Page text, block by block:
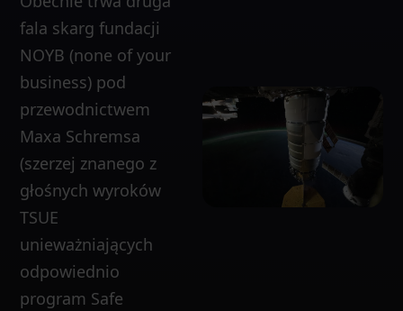
fala skarg fundacji
NOYB (none of your
business) pod
przewodnictwem
Maxa Schremsa
(szerzej znanego z
głośnych wyroków
TSUE
unieważniających
odpowiednio
program Safe